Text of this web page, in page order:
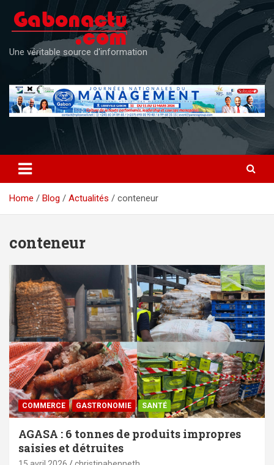
content
Une véritable source d'information
Home Blog Actualités conteneur
conteneur
COMMERCE GASTRONOMIE SANTÉ
AGASA : 6 tonnes de produits impropres
saisies et détruites